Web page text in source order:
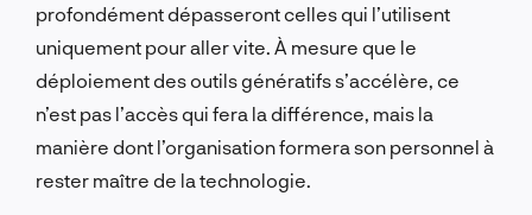
profondément dépasseront celles qui l’utilisent
uniquement pour aller vite. À mesure que le
déploiement des outils génératifs s’accélère, ce
n’est pas l’accès qui fera la différence, mais la
manière dont l’organisation formera son personnel à
rester maître de la technologie.